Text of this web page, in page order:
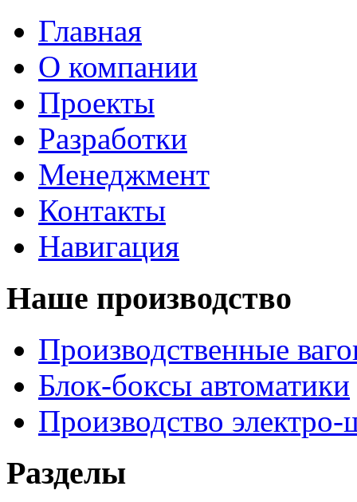
Главная
О компании
Проекты
Разработки
Менеджмент
Контакты
Навигация
Наше производство
Производственные
Блок-боксы автоматики
Производство
Разделы